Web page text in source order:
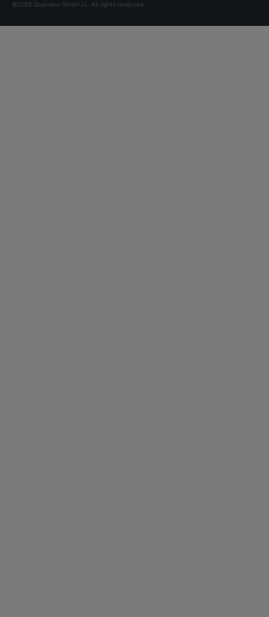
©2026 Quandoo GmbH i.L. All rights reserved